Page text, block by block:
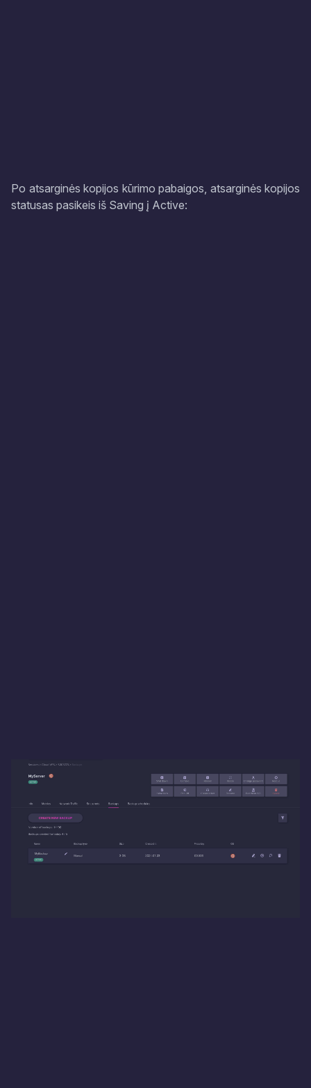
Po atsarginės kopijos kūrimo pabaigos, atsarginės kopijos
statusas pasikeis iš Saving į Active: